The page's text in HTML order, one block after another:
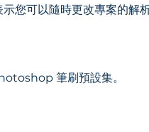
您可以隨時更改專案的解
筆刷預設集。